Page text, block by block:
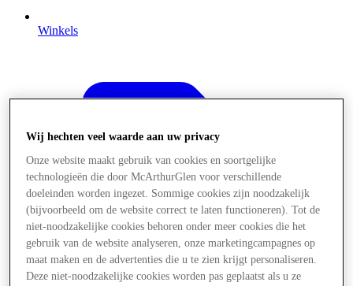
Winkels
Wij hechten veel waarde aan uw privacy
Onze website maakt gebruik van cookies en soortgelijke
technologieën die door McArthurGlen voor verschillende
doeleinden worden ingezet. Sommige cookies zijn noodzakelijk
(bijvoorbeeld om de website correct te laten functioneren). Tot de
niet-noodzakelijke cookies behoren onder meer cookies die het
gebruik van de website analyseren, onze marketingcampagnes op
maat maken en de advertenties die u te zien krijgt personaliseren.
Deze niet-noodzakelijke cookies worden pas geplaatst als u ze